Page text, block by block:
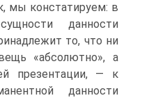
мы констатируем: в
данности
то, что ни
«абсолютно», а
презентации, — к
данности